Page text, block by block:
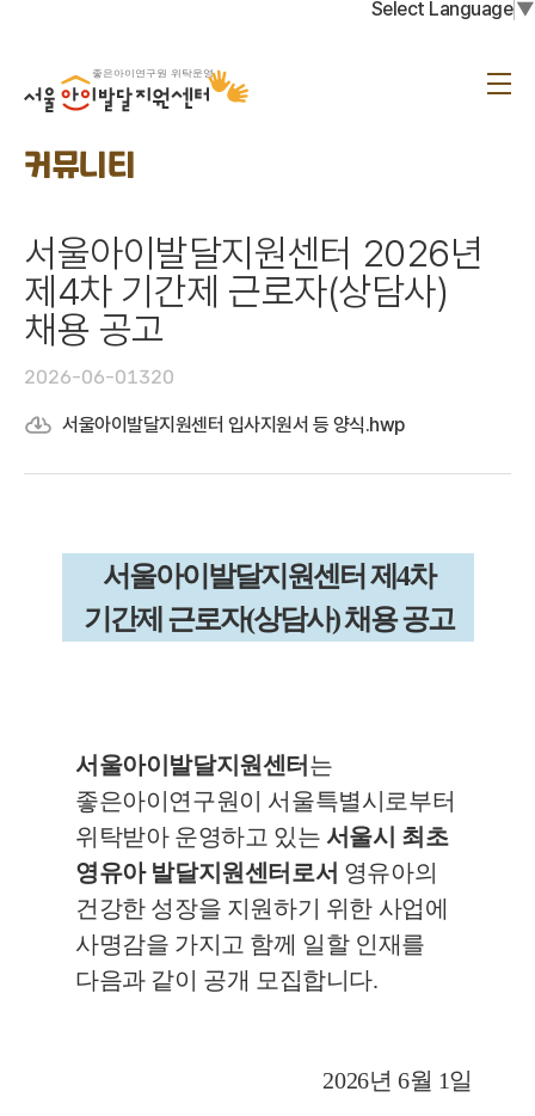
Select Language▼
아
달
지
메
커뮤니티
서울아이발달지원센터 2026년
제4차 기간제 근로자(상담사)
채용 공고
2026-06-01320
서울아이발달지원센터 입사지원서 등 양식.hwp
서울아이발달지원센터 제 4차
기간제 근로자(상담사)채용 공고
서울아이발달지원센터 는
좋은아이연구원이 서울특별시로부터
위탁받아 운영하고 있는 서울시 최초
영유아 발달지원센터로서 영유아의
건강한 성장을 지원하기 위한 사업에
사명감을 가지고 함께 일할 인재를
다음과 같이 공개 모집합니다.
2026년 6월 1일